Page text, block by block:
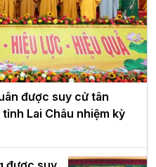
được suy cử tân
Lai Châu nhiệm kỳ